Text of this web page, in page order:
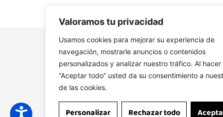
Valoramos tu privacidad
Usamos cookies para mejorar su experiencia de
navegación, mostrarle anuncios o contenidos
personalizados y analizar nuestro tráfico. Al hacer
“Aceptar todo” usted da su consentimiento a
de las cookies.
Personalizar Rechazar todo